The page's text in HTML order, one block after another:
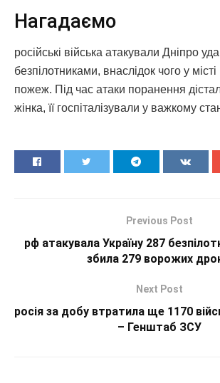
Нагадаємо
російські війська атакували Дніпро
безпілотниками, внаслідок чого у
пожеж. Під час атаки поранення
жінка, її госпіталізували у важкому
Previous Post
рф атакувала Україну 287
збила 279 ворожих
Next Post
росія за добу втратила ще 1170
– Генштаб ЗСУ